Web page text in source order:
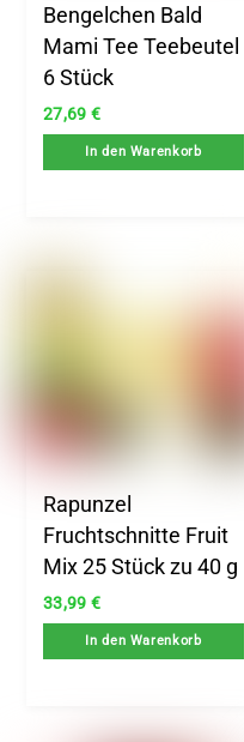
Bengelchen Bald
Mami Tee Teebeutel
6 Stück
27,69 €
In den Warenkorb
Rapunzel
Fruchtschnitte Fruit
Mix 25 Stück zu 40 g
33,99 €
In den Warenkorb